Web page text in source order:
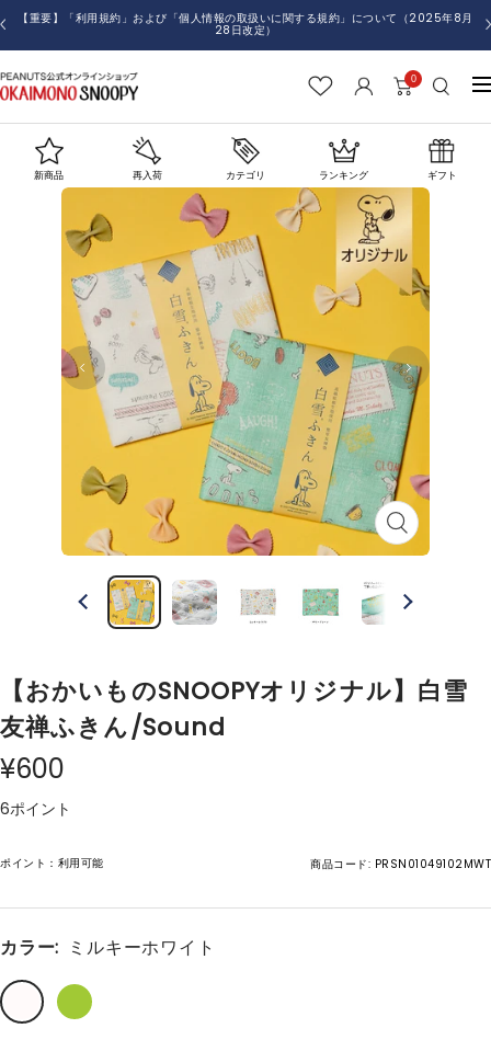
ン
ツ
戻
る
【重要】「利用規約」および「個人情報の取扱いに関する規約」について（2025年8月
28日改定）
お
0
ナ
新商品 再入荷 カテゴリ ランキング ギフト
ズ
ー
イ
【おかいものSNOOPYオリジナル】白雪
友禅ふきん/Sound
¥600
6ポイント
ポイント：利用可能 商品コード: PRSN01049102MWT
カラー: ミルキーホワイト
ミ
ル
サ
ワ